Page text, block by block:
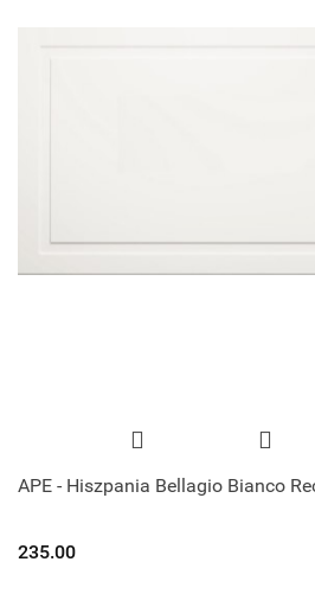
APE - Hiszpania Bellagio Bianco
235.00